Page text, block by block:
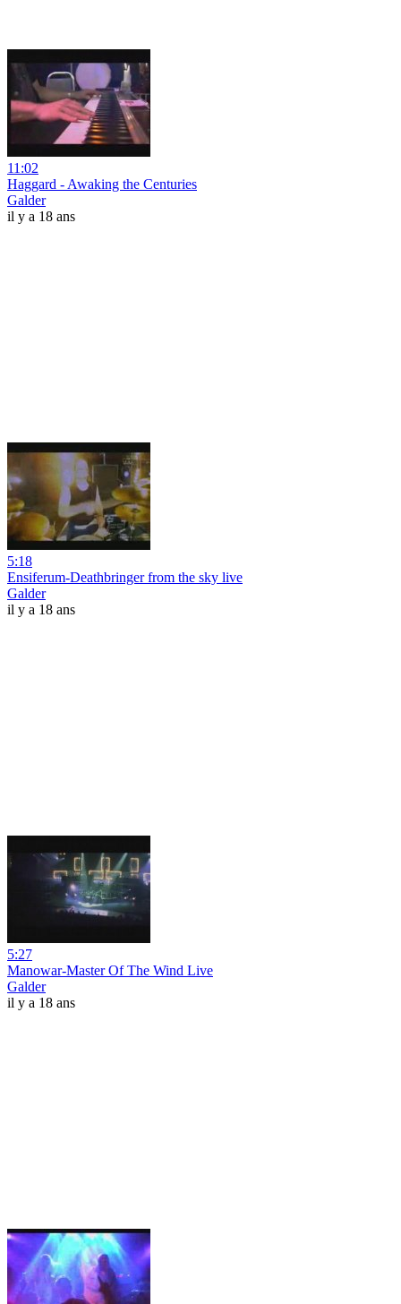
11:02
Haggard - Awaking the Centuries
Galder
il y a 18 ans
5:18
Ensiferum-Deathbringer from the sky live
Galder
il y a 18 ans
5:27
Manowar-Master Of The Wind Live
Galder
il y a 18 ans